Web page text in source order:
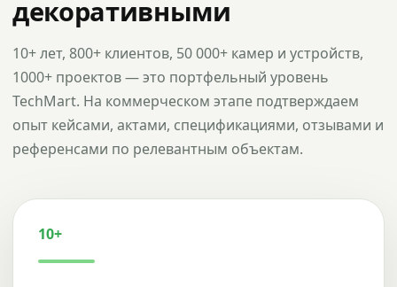
декоративными
10+ лет, 800+ клиентов, 50 000+ камер и устройств,
1000+ проектов — это портфельный уровень
TechMart. На коммерческом этапе подтверждаем
опыт кейсами, актами, спецификациями, отзывами и
референсами по релевантным объектам.
10+